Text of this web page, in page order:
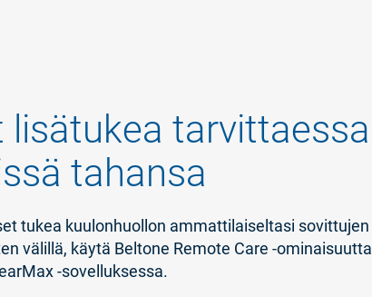
lisätukea tarvittaessa
tahansa
tukea kuulonhuollon ammattilaiseltasi sovittujen
välillä, käytä Beltone Remote Care -ominaisuutta
-sovelluksessa.